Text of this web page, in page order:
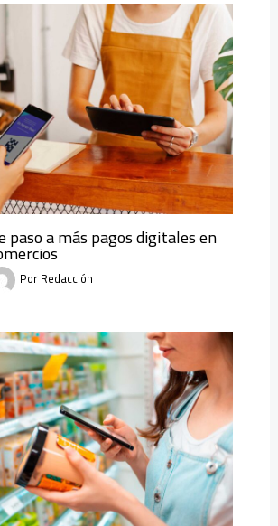
paso a más pagos digitales en
PorRedacción